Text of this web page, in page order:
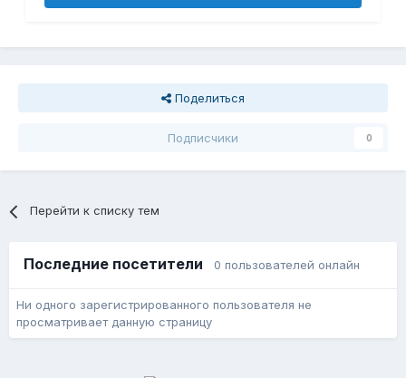
Поделиться
Подписчики 0
Перейти к списку тем
Последние посетители 0 пользователей онлайн
Ни одного зарегистрированного пользователя не
просматривает данную страницу